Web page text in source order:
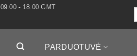
09:00 - 18:00 GMT
PARDUOTUVĖ